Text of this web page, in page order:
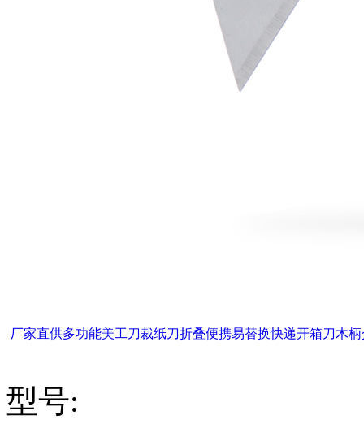
厂家直供多功能美工刀裁纸刀折叠便携易替换快递开箱刀木
型号: